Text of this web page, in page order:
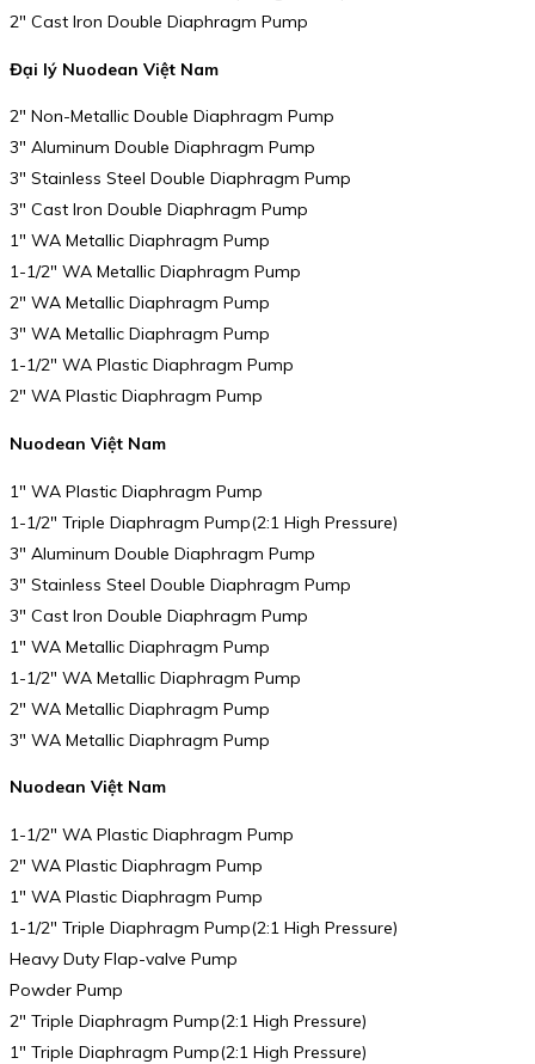
2″ Cast Iron Double Diaphragm Pump
Đại lý Nuodean Việt Nam
2″ Non-Metallic Double Diaphragm Pump
3″ Aluminum Double Diaphragm Pump
3″ Stainless Steel Double Diaphragm Pump
3″ Cast Iron Double Diaphragm Pump
1″ WA Metallic Diaphragm Pump
1-1/2″ WA Metallic Diaphragm Pump
2″ WA Metallic Diaphragm Pump
3″ WA Metallic Diaphragm Pump
1-1/2″ WA Plastic Diaphragm Pump
2″ WA Plastic Diaphragm Pump
Nuodean Việt Nam
1″ WA Plastic Diaphragm Pump
1-1/2″ Triple Diaphragm Pump(2:1 High Pressure)
3″ Aluminum Double Diaphragm Pump
3″ Stainless Steel Double Diaphragm Pump
3″ Cast Iron Double Diaphragm Pump
1″ WA Metallic Diaphragm Pump
1-1/2″ WA Metallic Diaphragm Pump
2″ WA Metallic Diaphragm Pump
3″ WA Metallic Diaphragm Pump
Nuodean Việt Nam
1-1/2″ WA Plastic Diaphragm Pump
2″ WA Plastic Diaphragm Pump
1″ WA Plastic Diaphragm Pump
1-1/2″ Triple Diaphragm Pump(2:1 High Pressure)
Heavy Duty Flap-valve Pump
Powder Pump
2″ Triple Diaphragm Pump(2:1 High Pressure)
1″ Triple Diaphragm Pump(2:1 High Pressure)